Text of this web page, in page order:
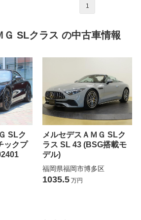
1
SLクラス の中古車情報
SLク
ックプ
メルセデスＡＭＧ SLク
ラス SL 43 (BSG搭載モ
デル)
福岡県福岡市博多区
1035.5 万円